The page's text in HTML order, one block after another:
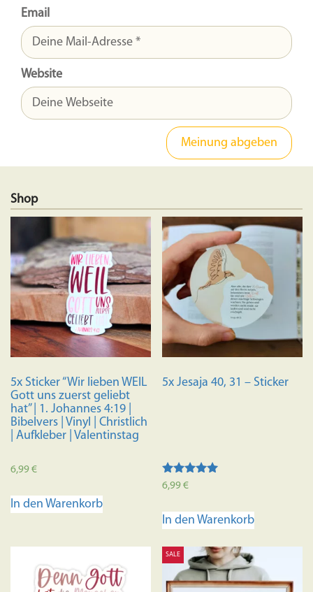
Email
Website
Shop
5x Sticker “Wir lieben WEIL
Gott uns zuerst geliebt
hat” | 1. Johannes 4:19 |
Bibelvers | Vinyl | Christlich
| Aufkleber | Valentinstag
6,99€
In den Warenkorb
5x Jesaja 40, 31 – Sticker
Bewertet mit
6,99€
In den Warenkorb
SALE